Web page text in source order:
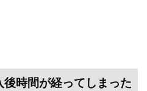
時間が経ってしまった